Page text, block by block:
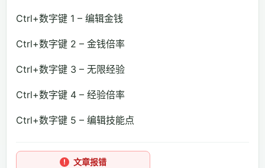
Ctrl+数字键 1 – 编辑金钱
Ctrl+数字键 2 – 金钱倍率
Ctrl+数字键 3 – 无限经验
Ctrl+数字键 4 – 经验倍率
Ctrl+数字键 5 – 编辑技能点
文章报错